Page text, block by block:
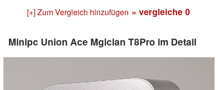
[+] Zum Vergleich hinzufügen » vergleiche 0
Minipc Union Ace Mgician T8Pro im Detail